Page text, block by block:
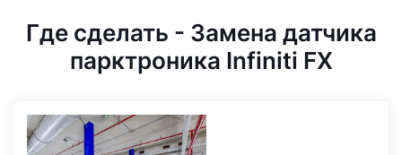
Где сделать - Замена датчика
парктроника Infiniti FX